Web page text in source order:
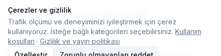
Henüz yorum yok. İlk yorumu siz yapın.
Çerezler ve gizlilik
Trafik ölçümü ve deneyiminizi iyileştirmek için çerez
kullanıyoruz. İsteğe bağlı kategorileri seçebilirsiniz. Kullanım
koşulları · Gizlilik ve yayın politikası